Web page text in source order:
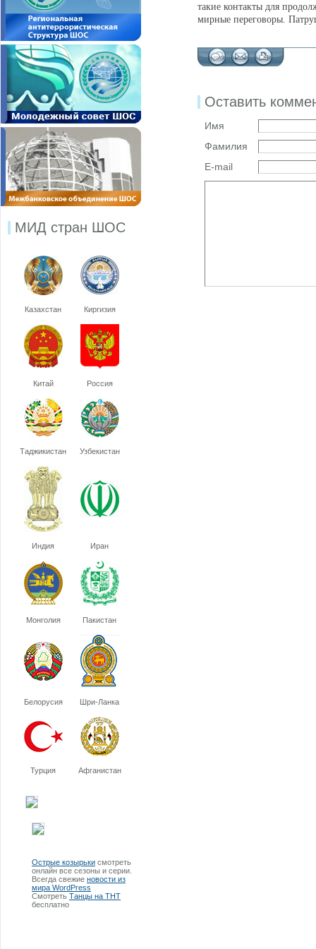
МИД стран ШОС
Казахстан Киргизия
Китай Россия
Таджикистан Узбекистан
Индия Иран
Монголия Пакистан
Белорусия Шри-Ланка
Турция Афганистан
Острые козырьки смотреть
онлайн все сезоны и серии.
Всегда свежие новости из
мира WordPress
Смотреть Танцы на ТНТ
бесплатно
такие контакты для
мирные переговоры.
Оставить
Имя
Фамилия
E-mail